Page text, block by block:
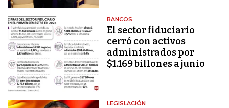
BANCOS
El sector fiduciario
cerró con activos
administrados por
$1.169 billones a junio
LEGISLACIÓN